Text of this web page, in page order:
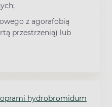
z agorafobią
przestrzenią) lub
hydrobromidum